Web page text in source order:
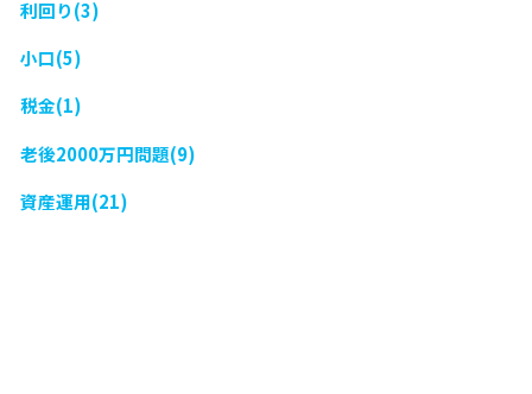
利回り(3)
小口(5)
税金(1)
老後2000万円問題(9)
資産運用(21)